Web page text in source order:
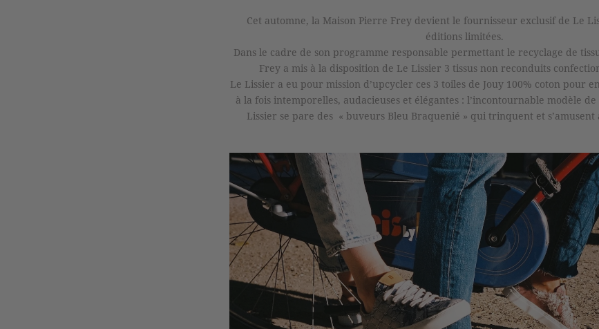
Cet automne, la Maison Pierre Frey devient le fournisseur exclusif de Le
éditions limitées.
Dans le cadre de son programme responsable permettant le recyclage de
Frey a mis à la disposition de Le Lissier 3 tissus non reconduits
Le Lissier a eu pour mission d’upcycler ces 3 toiles de Jouy 100% coton pour
à la fois intemporelles, audacieuses et élégantes : l’incontournable modèle
Lissier se pare des « buveurs Bleu Braquenié » qui trinquent et s’amusent